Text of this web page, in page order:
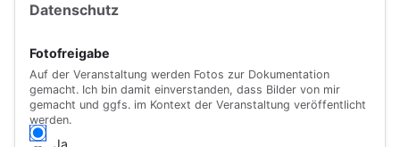
Datenschutz
Fotofreigabe
Auf der Veranstaltung werden Fotos zur Dokumentation
gemacht. Ich bin damit einverstanden, dass Bilder von mir
gemacht und ggfs. im Kontext der Veranstaltung veröffentlicht
werden.
Ja